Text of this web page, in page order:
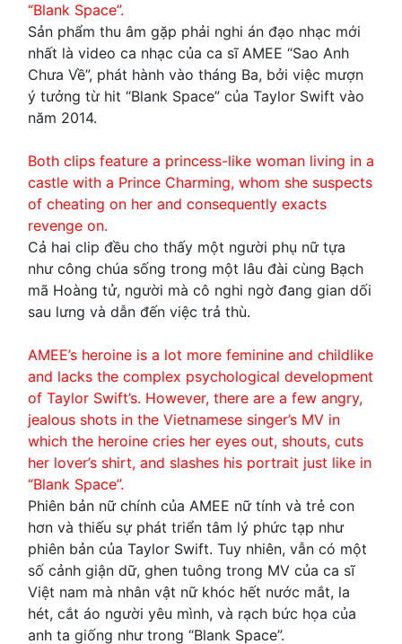
“Blank Space”.
Sản phẩm thu âm gặp phải nghi án đạo nhạc mới
nhất là video ca nhạc của ca sĩ AMEE “Sao Anh
Chưa Về”, phát hành vào tháng Ba, bởi việc mượn
ý tưởng từ hit “Blank Space” của Taylor Swift vào
năm 2014.
Both clips feature a princess-like woman living in a
castle with a Prince Charming, whom she suspects
of cheating on her and consequently exacts
revenge on.
Cả hai clip đều cho thấy một người phụ nữ tựa
như công chúa sống trong một lâu đài cùng Bạch
mã Hoàng tử, người mà cô nghi ngờ đang gian dối
sau lưng và dẫn đến việc trả thù.
AMEE’s heroine is a lot more feminine and childlike
and lacks the complex psychological development
of Taylor Swift’s. However, there are a few angry,
jealous shots in the Vietnamese singer’s MV in
which the heroine cries her eyes out, shouts, cuts
her lover’s shirt, and slashes his portrait just like in
“Blank Space”.
Phiên bản nữ chính của AMEE nữ tính và trẻ con
hơn và thiếu sự phát triển tâm lý phức tạp như
phiên bản của Taylor Swift. Tuy nhiên, vẫn có một
số cảnh giận dữ, ghen tuông trong MV của ca sĩ
Việt nam mà nhân vật nữ khóc hết nước mắt, la
hét, cắt áo người yêu mình, và rạch bức họa của
anh ta giống như trong “Blank Space”.